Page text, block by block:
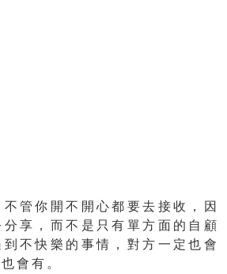
管你開不開心都要去接收，因
享 ，而不是只有單方面的自顧
不快樂的事情，對方一定也會
會有。